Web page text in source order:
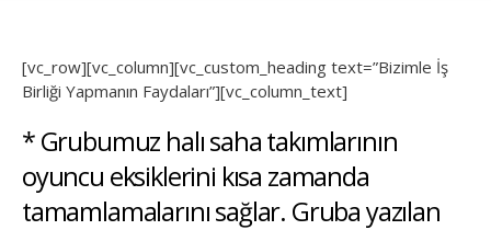
[vc_row][vc_column][vc_custom_heading text=”Bizimle İş
Birliği Yapmanın Faydaları”][vc_column_text]
* Grubumuz halı saha takımlarının
oyuncu eksiklerini kısa zamanda
tamamlamalarını sağlar. Gruba yazılan